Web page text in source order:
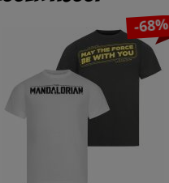
-68%